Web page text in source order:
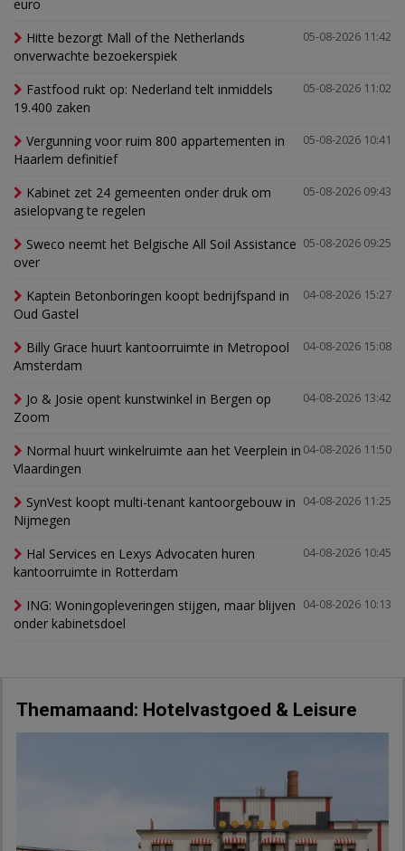
euro
05-08-2026 11:42
Hitte bezorgt Mall of the Netherlands
onverwachte bezoekerspiek
05-08-2026 11:02
Fastfood rukt op: Nederland telt inmiddels
19.400 zaken
05-08-2026 10:41
Vergunning voor ruim 800 appartementen in
Haarlem definitief
05-08-2026 09:43
Kabinet zet 24 gemeenten onder druk om
asielopvang te regelen
05-08-2026 09:25
Sweco neemt het Belgische All Soil Assistance
over
04-08-2026 15:27
Kaptein Betonboringen koopt bedrijfspand in
Oud Gastel
04-08-2026 15:08
Billy Grace huurt kantoorruimte in Metropool
Amsterdam
04-08-2026 13:42
Jo & Josie opent kunstwinkel in Bergen op
Zoom
04-08-2026 11:50
Normal huurt winkelruimte aan het Veerplein in
Vlaardingen
04-08-2026 11:25
SynVest koopt multi-tenant kantoorgebouw in
Nijmegen
04-08-2026 10:45
Hal Services en Lexys Advocaten huren
kantoorruimte in Rotterdam
04-08-2026 10:13
ING: Woningopleveringen stijgen, maar blijven
onder kabinetsdoel
Themamaand: Hotelvastgoed & Leisure